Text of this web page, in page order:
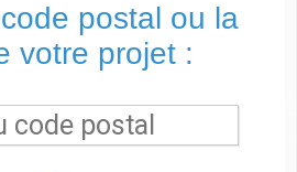
postal ou la
votre projet :